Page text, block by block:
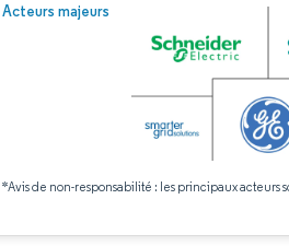
Acteurs majeurs
*Avis de non-responsabilité : les principaux acteurs